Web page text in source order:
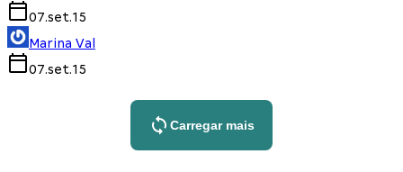
07.set.15
Marina Val
07.set.15
Carregar mais